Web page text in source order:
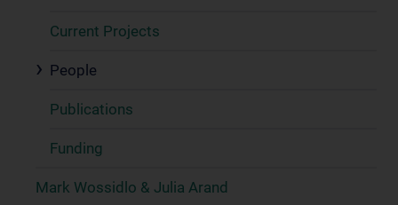
Current Projects
People
Publications
Funding
Mark Wossidlo & Julia Arand